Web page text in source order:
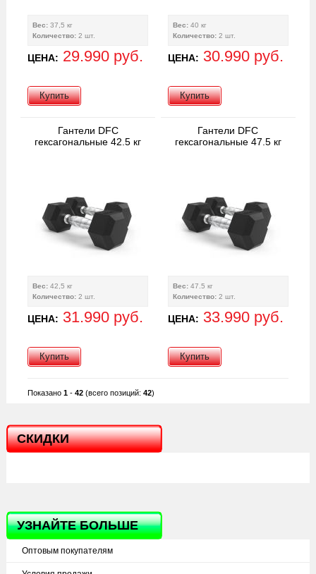
Вес:37,5 кг
Количество:2 шт.
ЦЕНА: 29.990 руб.
Купить
Вес:40 кг
Количество:2 шт.
ЦЕНА: 30.990 руб.
Купить
Гантели DFC
гексагональные 42.5 кг
Вес:42,5 кг
Количество:2 шт.
ЦЕНА: 31.990 руб.
Купить
Гантели DFC
гексагональные 47.5 кг
Вес:47.5 кг
Количество:2 шт.
ЦЕНА: 33.990 руб.
Купить
Показано 1- 42(всего позиций: 42)
СКИДКИ
УЗНАЙТЕ БОЛЬШЕ
Оптовым покупателям